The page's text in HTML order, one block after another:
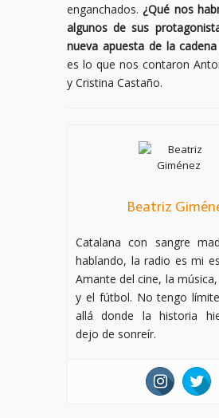
enganchados. ¿Qué nos
algunos de sus
nueva apuesta de la cadena
es lo que nos contaron
y Cristina Castaño.
Beatriz
Catalana con sangre
hablando, la radio es mi
Amante del cine, la
y el fútbol. No tengo
allá donde la historia
dejo de sonreír.